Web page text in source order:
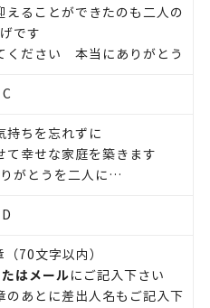
えることができたのも二人の
です
ください 本当にありがとう
C
持ちを忘れずに
て幸せな家庭を築きます
がとうを二人に…
D
70文字以内）
はメールにご記入下さい
のあとに差出人名もご記入下